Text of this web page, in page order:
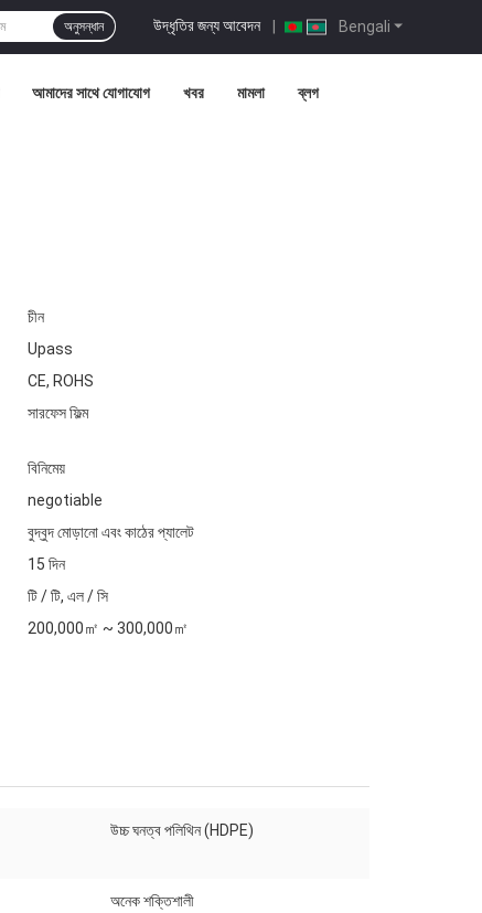
Bengali
উদ্ধৃতির জন্য আবেদন |
অনুসন্ধান
আমাদের সাথে যোগাযোগ খবর মামলা ব্লগ
চীন
Upass
CE, ROHS
সারফেস ফিল্ম
বিনিমেয়
negotiable
বুদ্বুদ মোড়ানো এবং কাঠের প্যালেট
15 দিন
টি / টি, এল / সি
200,000㎡ ~ 300,000㎡
উচ্চ ঘনত্ব পলিথিন (HDPE)
অনেক শক্তিশালী